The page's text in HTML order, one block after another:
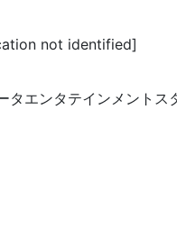
not identified]
タエンタテインメントス